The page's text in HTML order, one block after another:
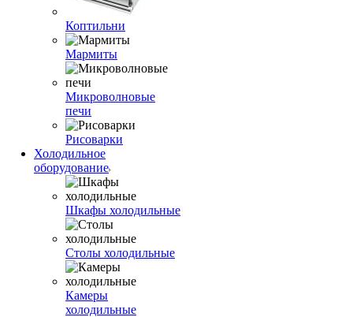
Коптильни
Мармиты
Микроволновые
печи
Рисоварки
Холодильное
оборудование
Шкафы холодильные
Столы холодильные
Камеры
холодильные